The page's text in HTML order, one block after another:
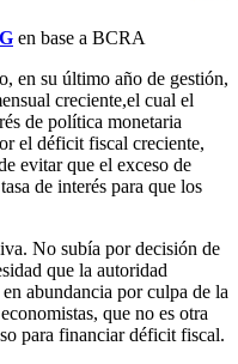
en base a BCRA
en su último año de gestión,
creciente,el cual el
de política monetaria
el déficit fiscal creciente,
evitar que el exceso de
de interés para que los
No subía por decisión de
que la autoridad
abundancia por culpa de la
que no es otra
para financiar déficit fiscal.